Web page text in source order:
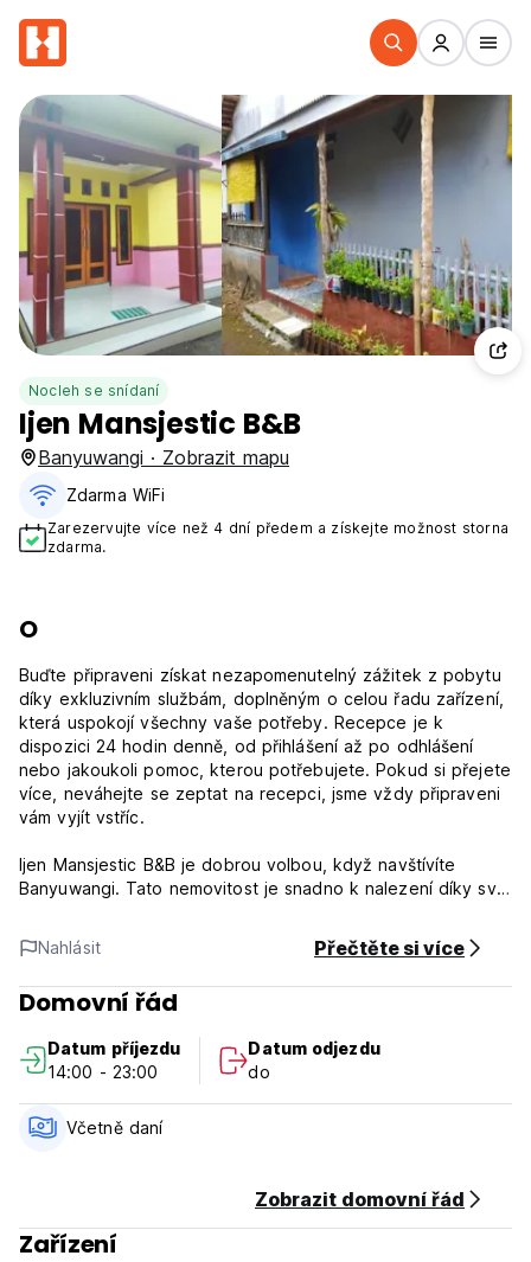
Nocleh se snídaní
Ijen Mansjestic B&B
Banyuwangi · Zobrazit mapu
Zdarma WiFi
Zarezervujte více než 4 dní předem a získejte možnost storna
zdarma.
O
Buďte připraveni získat nezapomenutelný zážitek z pobytu
díky exkluzivním službám, doplněným o celou řadu zařízení,
která uspokojí všechny vaše potřeby. Recepce je k
dispozici 24 hodin denně, od přihlášení až po odhlášení
nebo jakoukoli pomoc, kterou potřebujete. Pokud si přejete
více, neváhejte se zeptat na recepci, jsme vždy připraveni
vám vyjít vstříc.
Ijen Mansjestic B&B je dobrou volbou, když navštívíte
Banyuwangi. Tato nemovitost je snadno k nalezení díky své
Fantastická volba, jak získat nezapomenutelný zážitek.
Nejlepší způsob, jak se dostat do Ijen Mansjestic B&B, je
použít taxi, z letiště do Ijen Mansjestic B&B to bude 28 km.
Check-in od 14:00 - kdykoliv
Minimální věk pro přihlášení - 17
Odhlášení před polednem
Personál recepce přivítá hosty při příjezdu
Nahlásit Přečtěte si více
Domovní řád
Datum příjezdu
14:00 - 23:00
Datum odjezdu
do
Včetně daní
Zobrazit domovní řád
Zařízení